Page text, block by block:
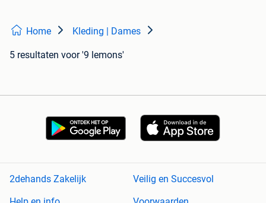
Home Kleding | Dames
5 resultaten voor '9 lemons'
2dehands Zakelijk
Veilig en Succesvol